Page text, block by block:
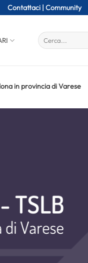
Contattaci | Community
in provincia di Varese